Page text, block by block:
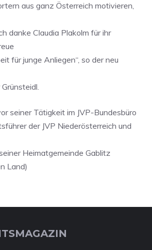
aus ganz Österreich motivieren,
danke Claudia Plakolm für ihr
für junge Anliegen“, so der neu
seiner Tätigkeit im JVP-Bundesbüro
der JVP Niederösterreich und
Heimatgemeinde Gablitz
Land)